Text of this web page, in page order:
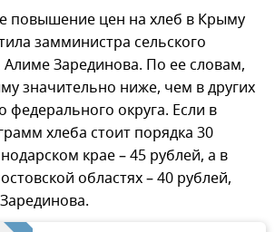
повышение цен на хлеб в Крыму
замминистра сельского
Зарединова. По ее словам,
значительно ниже, чем в других
округа. Если в
хлеба стоит порядка 30
крае – 45 рублей, а в
областях – 40 рублей,